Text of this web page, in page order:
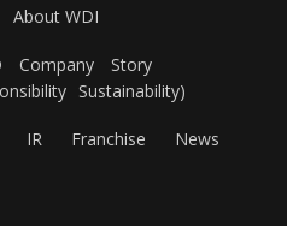
About WDI
Company
Story
Sustainability)
IR Franchise News